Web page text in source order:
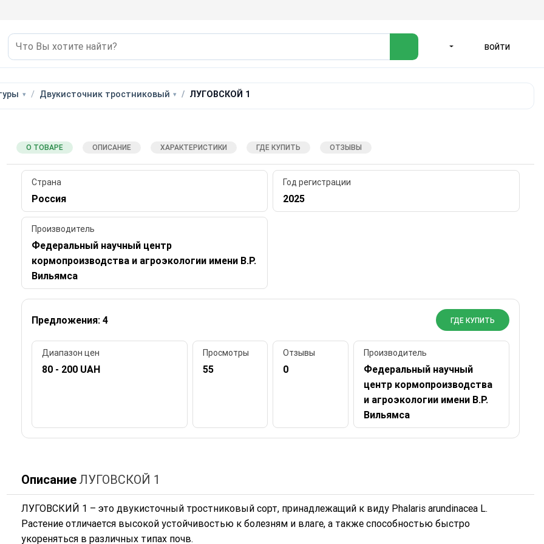
ВОЙТИ
Двукисточник тростниковый ЛУГОВСКОЙ 1
О ТОВАРЕ ОПИСАНИЕ ХАРАКТЕРИСТИКИ ГДЕ КУПИТЬ ОТЗЫВЫ
Страна
Россия
Год регистрации
2025
Производитель
Федеральный научный центр
кормопроизводства и агроэкологии имени В.Р.
Вильямса
Предложения: 4 ГДЕ КУПИТЬ
Диапазон цен
80 - 200 UAH
Просмотры
55
Отзывы
0
Производитель
Федеральный научный
центр кормопроизводства
и агроэкологии имени В.Р.
Вильямса
Описание ЛУГОВСКОЙ 1
ЛУГОВСКИЙ 1 – это двукисточный тростниковый сорт, принадлежащий к виду Phalaris arundinacea L.
Растение отличается высокой устойчивостью к болезням и влаге, а также способностью быстро
укореняться в различных типах почв.